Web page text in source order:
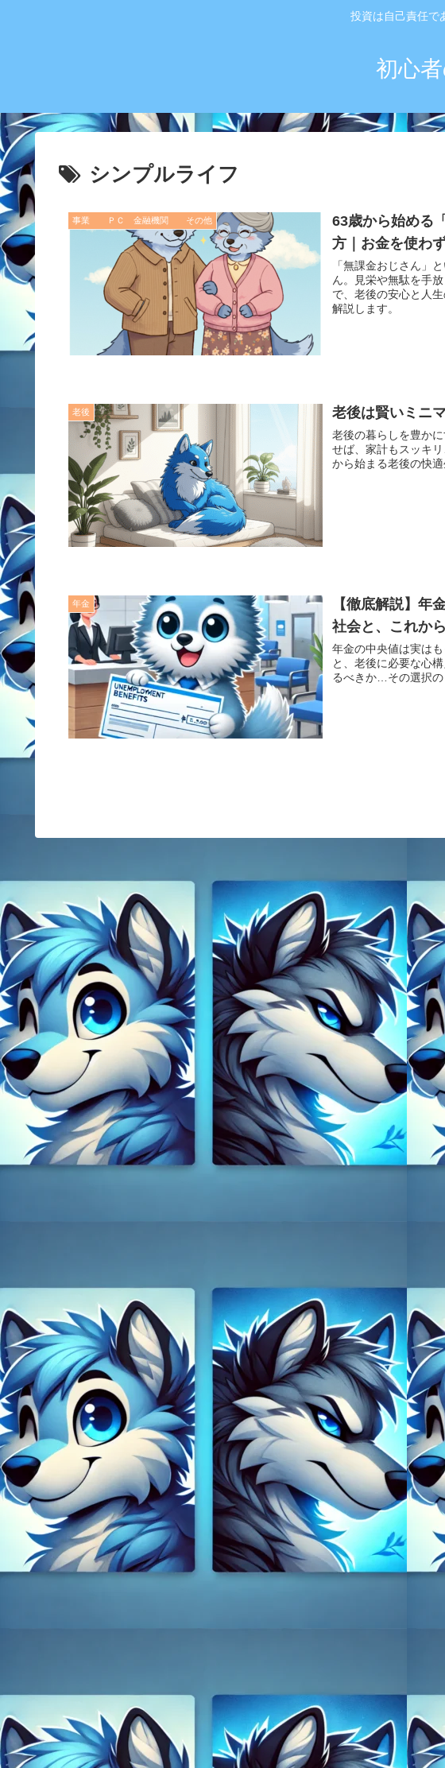
投資は自己責任で
初心
シンプルライフ
事業 ＰＣ 金融機関 その他
63歳から始める
方｜お金を使わ
「無課金おじさん」
ん。見栄や無駄を手
で、老後の安心と人
解説します。
老後 老後は賢いミニ
老後の暮らしを豊か
せば、家計もスッキ
から始まる老後の快適
年金
【徹底解説】年
社会と、これか
年金の中央値は実は
と、老後に必要な心
るべきか…その選択の